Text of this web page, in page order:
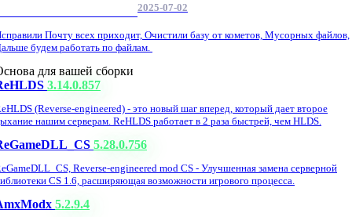
2025-07-02
Почту всех приходит, Очистили базу от кометов, Мусорных файлов,
будем работать по файлам.
для вашей сборки
3.14.0.857
(Reverse-engineered) - это новый шаг вперед, который дает второе
нашим серверам. ReHLDS работает в 2 раза быстрей, чем HLDS.
5.28.0.756
Reverse-engineered mod CS - Улучшенная замена серверной
CS 1.6, расширяющая возможности игрового процесса.
5.2.9.4